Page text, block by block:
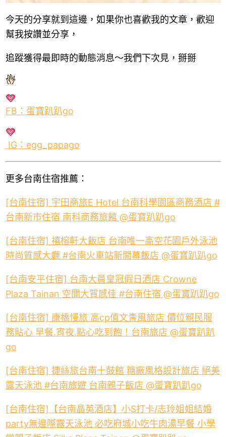
今天的分享就到這邊，如果你也喜歡我的文章，歡迎
幫我按讚並分享，
追蹤獲得最即時的動態消息～我們下次見，掰掰
FB：蛋寶趴趴go
IG：egg_papago
更多台南住宿推薦：
[台南住宿] 宇田商旅E Hotel 台南科學園區商務酒店 #
台南新市住宿 南科商務旅館 @蛋寶趴趴go
[台南住宿] 禧榕軒大飯店 台南唯一高空花園戶外泳池
時尚質感大廳 #台南火車站新開幕飯店 @蛋寶趴趴go
[台南安平住宿] 台南大員皇冠假日酒店 Crowne
Plaza Tainan 空間大質感佳 #台南住宿 @蛋寶趴趴go
[台南住宿] 康橋慢旅 高cp值文青風旅店 價位親民服
務貼心 早餐.宵夜.點心吃到飽！台南旅店 @蛋寶趴趴
go
[台南住宿] 捷絲旅台南十鼓館 糖廠風格設計旅店 絕美
露天泳池 #台南旅遊 台南親子飯店 @蛋寶趴趴go
[台南住宿]【台南晶英酒店】小S打卡/志玲姐姐結婚
party無邊際露天泳池 必吃府城小吃牛肉湯早餐 小學